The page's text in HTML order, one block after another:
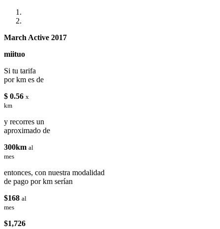
March Active 2017
miituo
Si tu tarifa
por km es de
$ 0.56 x
km
y recorres un
aproximado de
300km al
mes
entonces, con nuestra modalidad
de pago por km serían
$168 al
mes
$1,726